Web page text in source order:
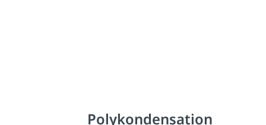
Polykondensation